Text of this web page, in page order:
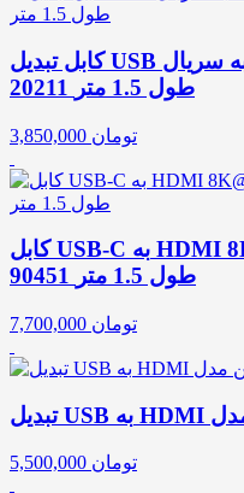
کابل تبدیل USB به سریال RS232 یوگرین مدل CR104
20211 طول 1.5 متر
3,850,000 تومان
کابل USB-C به HDMI 8K@60Hz یوگرین مدل CM565
90451 طول 1.5 متر
7,700,000 تومان
5,500,000 تومان